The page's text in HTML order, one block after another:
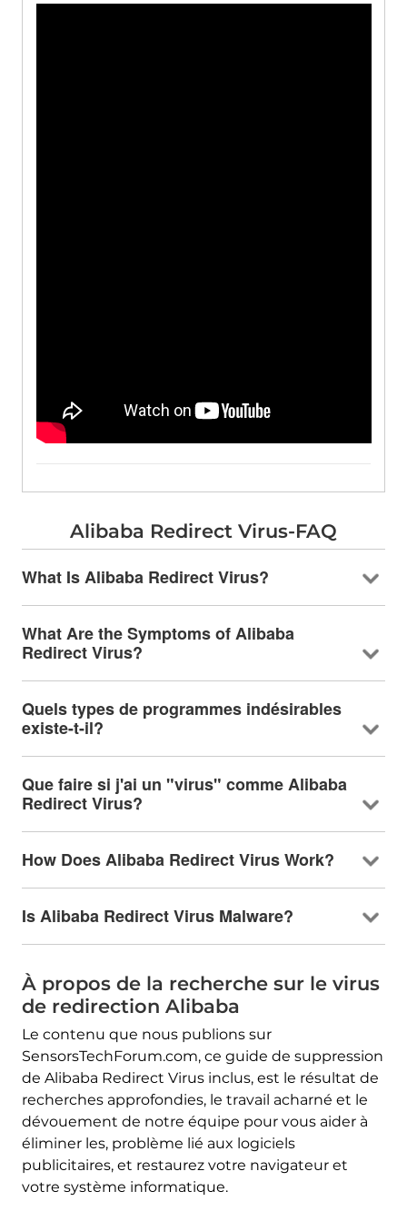
Alibaba Redirect Virus-FAQ
What Is Alibaba Redirect Virus?
What Are the Symptoms of Alibaba
Redirect Virus?
Quels types de programmes indésirables
existe-t-il?
Que faire si j'ai un "virus" comme Alibaba
Redirect Virus?
How Does Alibaba Redirect Virus Work?
Is Alibaba Redirect Virus Malware?
À propos de la recherche sur le virus
de redirection Alibaba
Le contenu que nous publions sur
SensorsTechForum.com, ce guide de suppression
de Alibaba Redirect Virus inclus, est le résultat de
recherches approfondies, le travail acharné et le
dévouement de notre équipe pour vous aider à
éliminer les, problème lié aux logiciels
publicitaires, et restaurez votre navigateur et
votre système informatique.